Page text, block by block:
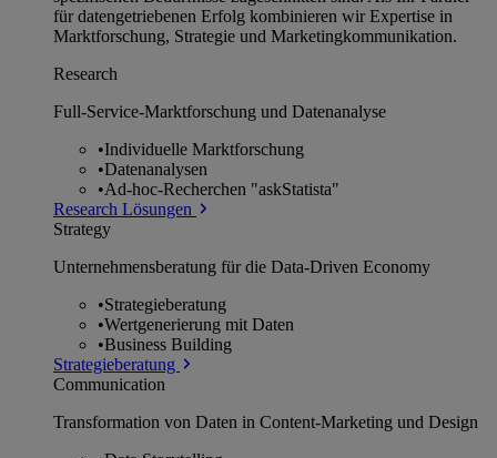
für datengetriebenen Erfolg kombinieren wir Expertise in
Marktforschung, Strategie und Marketingkommunikation.
Research
Full-Service-Marktforschung und Datenanalyse
•Individuelle Marktforschung
•Datenanalysen
•Ad-hoc-Recherchen "askStatista"
Research Lösungen
Strategy
Unternehmens­beratung für die Data-Driven Economy
•Strategieberatung
•Wertgenerierung mit Daten
•Business Building
Strategieberatung
Communication
Transformation von Daten in Content-Marketing und Design